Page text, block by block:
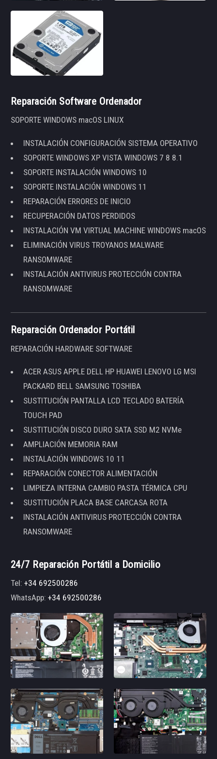
Reparación Software Ordenador
SOPORTE WINDOWS macOS LINUX
INSTALACIÓN CONFIGURACIÓN SISTEMA OPERATIVO
SOPORTE WINDOWS XP VISTA WINDOWS 7 8 8.1
SOPORTE INSTALACIÓN WINDOWS 10
SOPORTE INSTALACIÓN WINDOWS 11
REPARACIÓN ERRORES DE INICIO
RECUPERACIÓN DATOS PERDIDOS
INSTALACIÓN VM VIRTUAL MACHINE WINDOWS macOS
ELIMINACIÓN VIRUS TROYANOS MALWARE
RANSOMWARE
INSTALACIÓN ANTIVIRUS PROTECCIÓN CONTRA
RANSOMWARE
Reparación Ordenador Portátil
REPARACIÓN HARDWARE SOFTWARE
ACER ASUS APPLE DELL HP HUAWEI LENOVO LG MSI
PACKARD BELL SAMSUNG TOSHIBA
SUSTITUCIÓN PANTALLA LCD TECLADO BATERÍA
TOUCH PAD
SUSTITUCIÓN DISCO DURO SATA SSD M2 NVMe
AMPLIACIÓN MEMORIA RAM
INSTALACIÓN WINDOWS 10 11
REPARACIÓN CONECTOR ALIMENTACIÓN
LIMPIEZA INTERNA CAMBIO PASTA TÉRMICA CPU
SUSTITUCIÓN PLACA BASE CARCASA ROTA
INSTALACIÓN ANTIVIRUS PROTECCIÓN CONTRA
RANSOMWARE
24/7 Reparación Portátil a Domicilio
Tel:+34 692500286
WhatsApp:+34 692500286